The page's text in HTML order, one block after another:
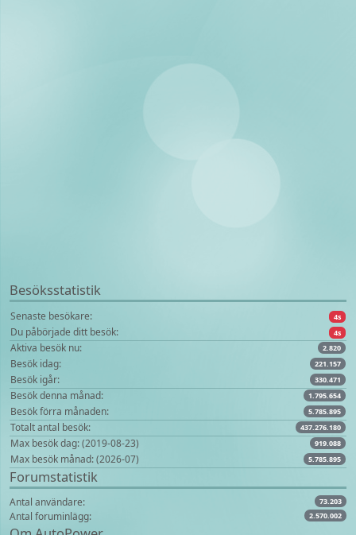
Besöksstatistik
Senaste besökare: 4s
Du påbörjade ditt besök: 4s
Aktiva besök nu: 2.820
Besök idag: 221.157
Besök igår: 330.471
Besök denna månad: 1.795.654
Besök förra månaden: 5.785.895
Totalt antal besök: 437.276.180
Max besök dag: (2019-08-23) 919.088
Max besök månad: (2026-07) 5.785.895
Forumstatistik
Antal användare: 73.203
Antal foruminlägg: 2.570.002